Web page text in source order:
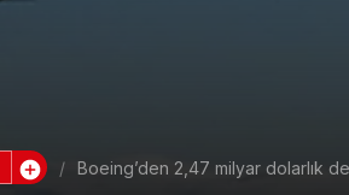
Boeing’den 2,47 milyar dolarlık